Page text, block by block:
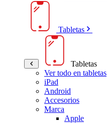
Tabletas
Tabletas
Ver todo en tabletas
iPad
Android
Accesorios
Marca
Apple